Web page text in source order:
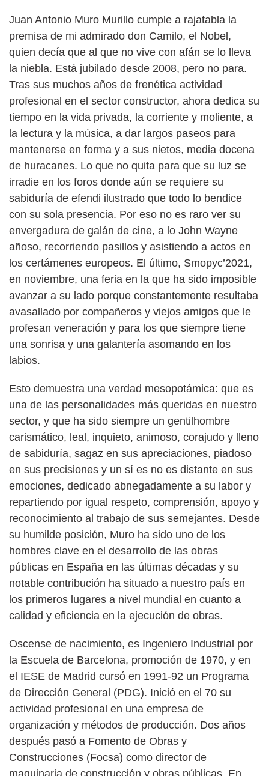
Juan Antonio Muro Murillo cumple a rajatabla la
premisa de mi admirado don Camilo, el Nobel,
quien decía que al que no vive con afán se lo lleva
la niebla. Está jubilado desde 2008, pero no para.
Tras sus muchos años de frenética actividad
profesional en el sector constructor, ahora dedica su
tiempo en la vida privada, la corriente y moliente, a
la lectura y la música, a dar largos paseos para
mantenerse en forma y a sus nietos, media docena
de huracanes. Lo que no quita para que su luz se
irradie en los foros donde aún se requiere su
sabiduría de efendi ilustrado que todo lo bendice
con su sola presencia. Por eso no es raro ver su
envergadura de galán de cine, a lo John Wayne
añoso, recorriendo pasillos y asistiendo a actos en
los certámenes europeos. El último, Smopyc’2021,
en noviembre, una feria en la que ha sido imposible
avanzar a su lado porque constantemente resultaba
avasallado por compañeros y viejos amigos que le
profesan veneración y para los que siempre tiene
una sonrisa y una galantería asomando en los
labios.
Esto demuestra una verdad mesopotámica: que es
una de las personalidades más queridas en nuestro
sector, y que ha sido siempre un gentilhombre
carismático, leal, inquieto, animoso, corajudo y lleno
de sabiduría, sagaz en sus apreciaciones, piadoso
en sus precisiones y un sí es no es distante en sus
emociones, dedicado abnegadamente a su labor y
repartiendo por igual respeto, comprensión, apoyo y
reconocimiento al trabajo de sus semejantes. Desde
su humilde posición, Muro ha sido uno de los
hombres clave en el desarrollo de las obras
públicas en España en las últimas décadas y su
notable contribución ha situado a nuestro país en
los primeros lugares a nivel mundial en cuanto a
calidad y eficiencia en la ejecución de obras.
Oscense de nacimiento, es Ingeniero Industrial por
la Escuela de Barcelona, promoción de 1970, y en
el IESE de Madrid cursó en 1991-92 un Programa
de Dirección General (PDG). Inició en el 70 su
actividad profesional en una empresa de
organización y métodos de producción. Dos años
después pasó a Fomento de Obras y
Construcciones (Focsa) como director de
maquinaria de construcción y obras públicas. En